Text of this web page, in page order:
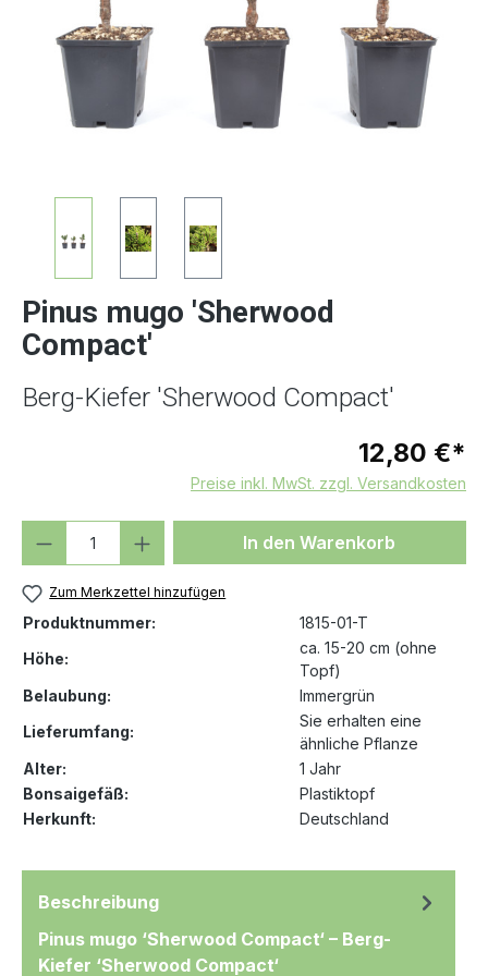
Pinus mugo 'Sherwood
Compact'
Berg-Kiefer 'Sherwood Compact'
12,80 €*
Preise inkl. MwSt. zzgl. Versandkosten
Produkt Anzahl: Gib denIn den Warenkorb
Zum Merkzettel hinzufügen
Produktnummer:
1815-01-T
Höhe:
ca. 15-20 cm (ohne
Topf)
Belaubung:
Immergrün
Lieferumfang:
Sie erhalten eine
ähnliche Pflanze
Alter:
1 Jahr
Bonsaigefäß:
Plastiktopf
Herkunft:
Deutschland
Beschreibung
Pinus mugo ‘Sherwood Compact‘ – Berg-
Kiefer ‘Sherwood Compact‘